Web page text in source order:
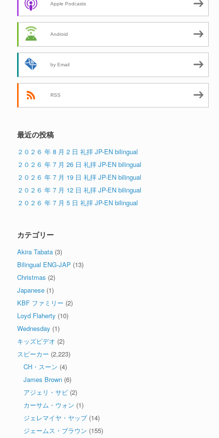
Apple Podcasts
Android
by Email
RSS
最近の投稿
２０２６ 年 8 月 2 日 礼拝 JP-EN bilingual
２０２６ 年 7 月 26 日 礼拝 JP-EN bilingual
２０２６ 年 7 月 19 日 礼拝 JP-EN bilingual
２０２６ 年 7 月 12 日 礼拝 JP-EN bilingual
２０２６ 年 7 月 5 日 礼拝 JP-EN bilingual
カテゴリー
Akira Tabata (3)
Bilingual ENG-JAP (13)
Christmas (2)
Japanese (1)
KBF ファミリー (2)
Loyd Flaherty (10)
Wednesday (1)
キッズビデオ (2)
スピーカー (2,223)
CH・スーン (4)
James Brown (6)
アジェリ・サビ (2)
カーサム・ウォン (1)
ジェレマイヤ・ヤップ(14)
ジェームス・ブラウン (155)